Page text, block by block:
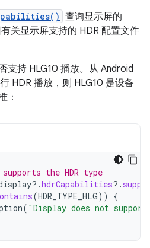
查询显示屏的
关显示屏支持的 HDR 配置文件
支持 HLG10 播放。从 Android
HDR 播放，则 HLG10 是设备
：
the HDR type
?.hdrCapabilities?.
(HDR_TYPE_HLG))
{
( "Display does not support